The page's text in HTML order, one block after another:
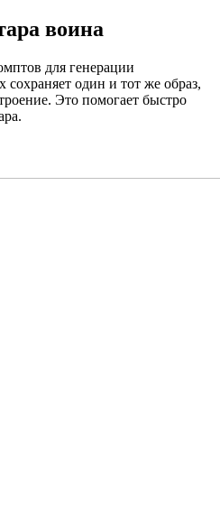
воина
для генерации
один и тот же образ,
Это помогает быстро